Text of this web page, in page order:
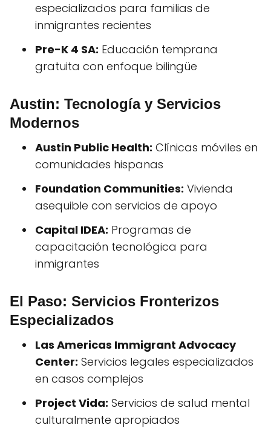
especializados para familias de
inmigrantes recientes
Pre-K 4 SA: Educación temprana
gratuita con enfoque bilingüe
Austin: Tecnología y Servicios
Modernos
Austin Public Health: Clínicas móviles en
comunidades hispanas
Foundation Communities: Vivienda
asequible con servicios de apoyo
Capital IDEA: Programas de
capacitación tecnológica para
inmigrantes
El Paso: Servicios Fronterizos
Especializados
Las Americas Immigrant Advocacy
Center: Servicios legales especializados
en casos complejos
Project Vida: Servicios de salud mental
culturalmente apropiados